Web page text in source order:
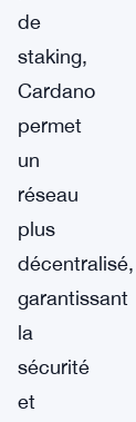
de
staking,
Cardano
permet
un
réseau
plus
décentralisé,
garantissant
la
sécurité
et